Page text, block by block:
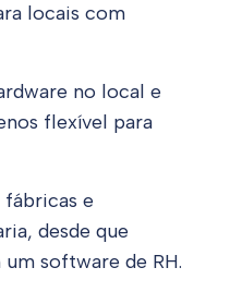
locais com
no local e
flexível para
fábricas e
desde que
software de RH.